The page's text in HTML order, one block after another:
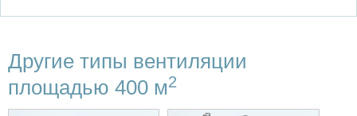
Другие типы вентиляции
площадью 400 м2